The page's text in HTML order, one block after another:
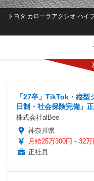
トヨタ カローラアクシオ ハイ
「27卒」TikTok・縦
日制・社会保険完備」
株式会社alBee
神奈川県
月給25万300円～32万
正社員